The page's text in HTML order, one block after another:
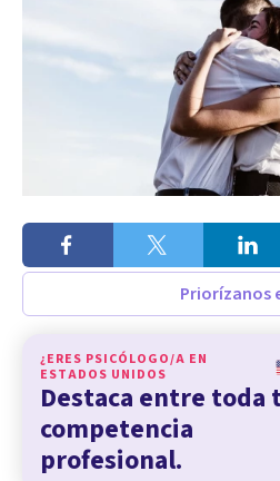
Priorízanos
¿ERES PSICÓLOGO/A EN
ESTADOS UNIDOS
Destaca entre toda
competencia
profesional.